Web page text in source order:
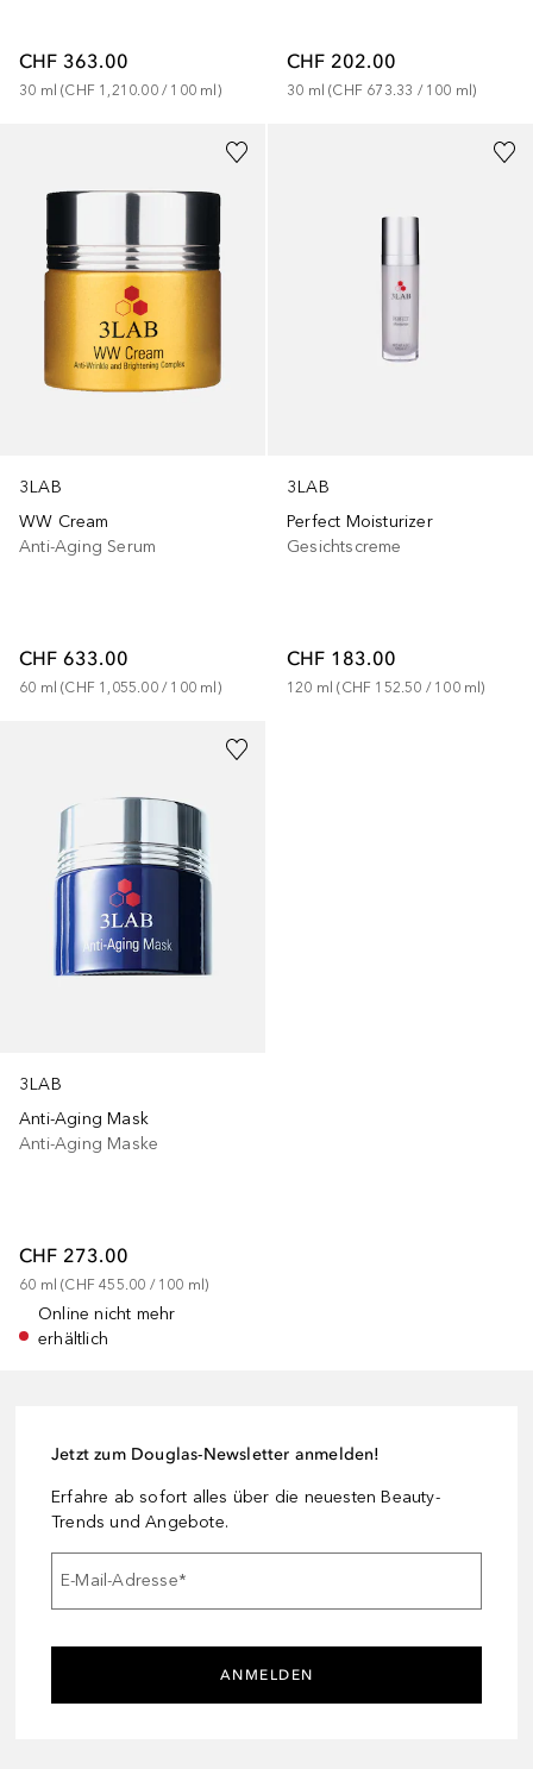
CHF 363.00
30 ml (CHF 1,210.00 / 100 ml)
CHF 202.00
30 ml (CHF 673.33 / 100 ml)
3LAB
WW Cream
Anti-Aging Serum
CHF 633.00
60 ml (CHF 1,055.00 / 100 ml)
3LAB
Perfect Moisturizer
Gesichtscreme
CHF 183.00
120 ml (CHF 152.50 / 100 ml)
3LAB
Anti-Aging Mask
Anti-Aging Maske
CHF 273.00
60 ml (CHF 455.00 / 100 ml)
Online nicht mehr
erhältlich
Jetzt zum Douglas-Newsletter anmelden!
Erfahre ab sofort alles über die neuesten Beauty-
Trends und Angebote.
E-Mail-Adresse*
ANMELDEN